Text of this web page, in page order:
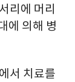
리에 머리
에 의해 병
서 치료를